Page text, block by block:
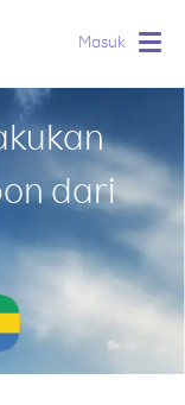
Masuk
dari